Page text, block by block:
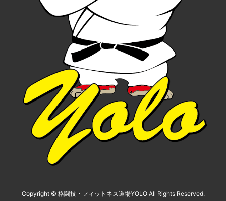
Copyright © 格闘技・フィットネス道場YOLO All Rights Reserved.